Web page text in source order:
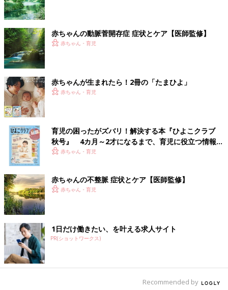
赤ちゃんの動脈菅開存症 症状とケア【医師監修】
赤ちゃん・育児
赤ちゃんが生まれたら！2冊の「たまひよ」
赤ちゃん・育児
育児の困ったがズバリ！解決する本『ひよこクラブ
秋号』 4カ月～2才になるまで、育児に役立つ情報が
いっぱい！
赤ちゃん・育児
赤ちゃんの不整脈 症状とケア【医師監修】
赤ちゃん・育児
1日だけ働きたい、を叶える求人サイト
PR(ショットワークス)
Recommended by